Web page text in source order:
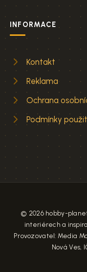
INFORMACE
Kontakt
Reklama
Ochrana
Podmínky
© 2026 hobby-
interiérech a
Provozovatel: Media
Nová Ves,